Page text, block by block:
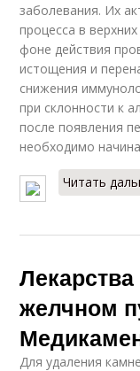
заболевания. Их
процесса в
фоне действия
истощения и
снижения
при склонности к
после появления
необходимо
Читать
желчном
Для удаления